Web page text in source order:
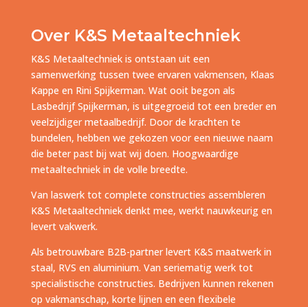
Over K&S Metaaltechniek
K&S Metaaltechniek is ontstaan uit een
samenwerking tussen twee ervaren vakmensen, Klaas
Kappe en Rini Spijkerman. Wat ooit begon als
Lasbedrijf Spijkerman, is uitgegroeid tot een breder en
veelzijdiger metaalbedrijf. Door de krachten te
bundelen, hebben we gekozen voor een nieuwe naam
die beter past bij wat wij doen. Hoogwaardige
metaaltechniek in de volle breedte.
Van laswerk tot complete constructies assembleren
K&S Metaaltechniek denkt mee, werkt nauwkeurig en
levert vakwerk.
Als betrouwbare B2B-partner levert K&S maatwerk in
staal, RVS en aluminium. Van seriematig werk tot
specialistische constructies. Bedrijven kunnen rekenen
op vakmanschap, korte lijnen en een flexibele